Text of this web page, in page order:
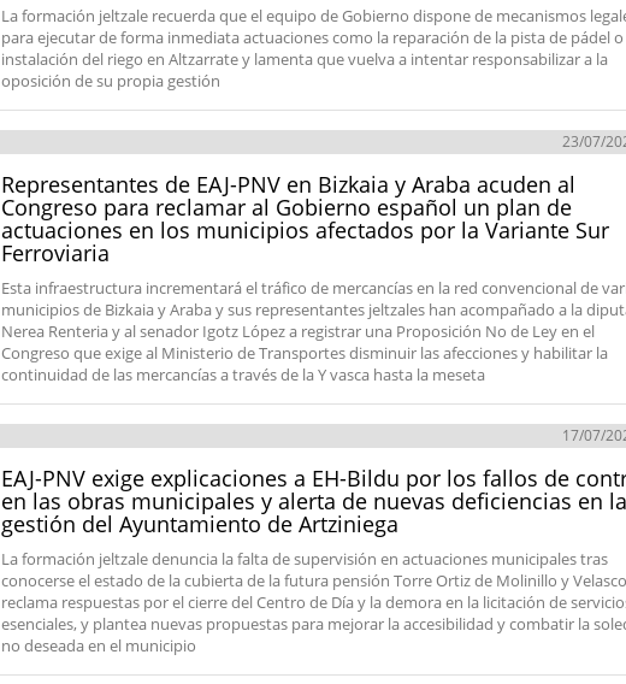
La formación jeltzale recuerda que el equipo de Gobierno dispone de mecanismos
para ejecutar de forma inmediata actuaciones como la reparación de la pista de pádel o
instalación del riego en Altzarrate y lamenta que vuelva a intentar responsabilizar a la
oposición de su propia gestión
23/07/
Representantes de EAJ-PNV en Bizkaia y Araba acuden al
Congreso para reclamar al Gobierno español un plan de
actuaciones en los municipios afectados por la Variante Sur
Ferroviaria
Esta infraestructura incrementará el tráfico de mercancías en la red convencional de
municipios de Bizkaia y Araba y sus representantes jeltzales han acompañado a la
Nerea Renteria y al senador Igotz López a registrar una Proposición No de Ley en el
Congreso que exige al Ministerio de Transportes disminuir las afecciones y habilitar la
continuidad de las mercancías a través de la Y vasca hasta la meseta
17/07/
EAJ-PNV exige explicaciones a EH-Bildu por los fallos de
en las obras municipales y alerta de nuevas deficiencias en la
gestión del Ayuntamiento de Artziniega
La formación jeltzale denuncia la falta de supervisión en actuaciones municipales tras
conocerse el estado de la cubierta de la futura pensión Torre Ortiz de Molinillo y
reclama respuestas por el cierre del Centro de Día y la demora en la licitación de
esenciales, y plantea nuevas propuestas para mejorar la accesibilidad y combatir la
no deseada en el municipio